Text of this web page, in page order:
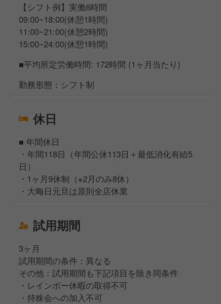
【シフト例】実働8時間
09:00~18:00(休憩1時間)
11:00~21:00(休憩2時間)
15:00~24:00(休憩1時間)
■平均所定労働時間: 172時間 (1ヶ月当たり)
勤務形態：シフト制
休日
■ 年間休日
・年間118日（年間公休113日＋最低消化有給5
日）
・1ヶ月9休制（※2月のみ8休）
・大晦日元旦は原則全店休業
試用期間
3ヶ月
試用期間の条件：異なる
その他：試用期間も下記項目を除き同条件
・レインボー休暇の取得不可
・持株会への加入不可